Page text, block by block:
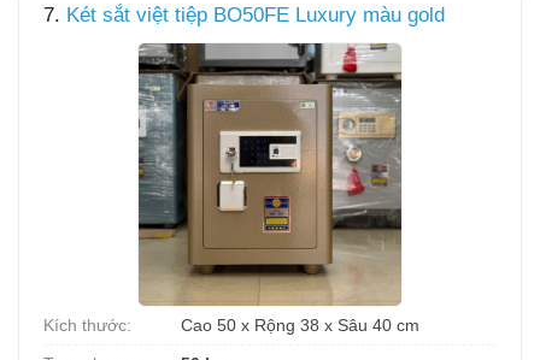
7. Két sắt việt tiệp BO50FE Luxury màu gold
Kích thước:
Cao 50 x Rộng 38 x Sâu 40 cm